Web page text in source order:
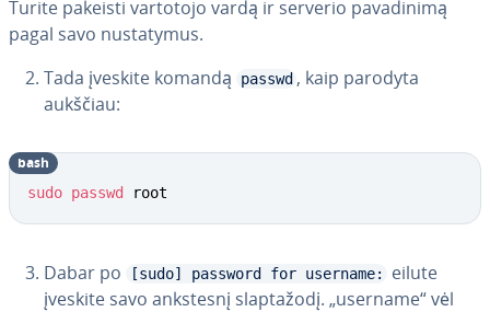
Turite pakeisti vartotojo vardą ir serverio pa­va­di­ni­mą
pagal savo nu­sta­ty­mus.
Tada įveskite komandą
passwd , kaip parodyta
aukščiau:
sudo passwd root
bash
Dabar po [sudo] password for username:
eilute
įveskite savo ankstesnį slap­ta­žo­dį. „username“ vėl